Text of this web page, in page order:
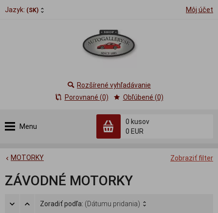
Jazyk: (SK) Môj účet
Menu
0 kusov
0 EUR
Rozšírené vyhľadávanie
Porovnané (0)
Obľúbené (0)
Zobraziť filter
MOTORKY
ZÁVODNÉ MOTORKY
Zoradiť podľa: (Dátumu pridania)